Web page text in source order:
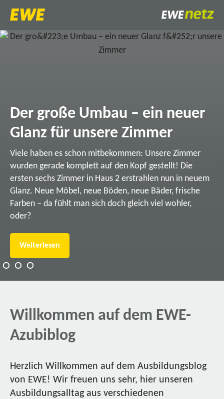
Der große Umbau – ein neuer
Glanz für unsere Zimmer
Viele haben es schon mitbekommen: Unsere Zimmer
wurden gerade komplett auf den Kopf gestellt! Die
ersten sechs Zimmer in Haus 2 erstrahlen nun in neuem
Glanz. Neue Möbel, neue Böden, neue Bäder, frische
Farben – da fühlt man sich doch gleich viel wohler,
oder?
Weiterlesen
Willkommen auf dem EWE-
Azubiblog
Herzlich Willkommen auf dem Ausbildungsblog
von EWE! Wir freuen uns sehr, hier unseren
Ausbildungsalltag aus verschiedenen